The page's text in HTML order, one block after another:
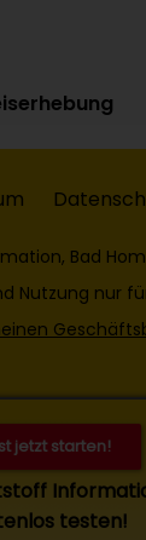
jetzt starten!
testen!
Bad
Nutzung nur